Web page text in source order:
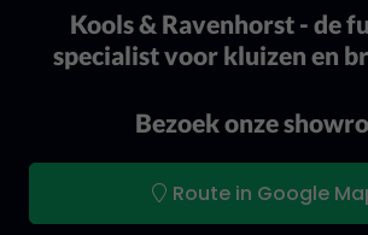
Kools & Ravenhorst - de
specialist voor kluizen en
Bezoek onze
Route in Google